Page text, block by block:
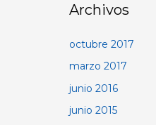
Archivos
octubre 2017
marzo 2017
junio 2016
junio 2015